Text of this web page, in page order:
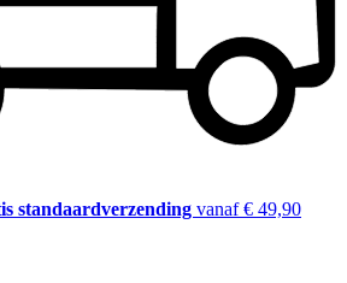
standaardverzending vanaf € 49,90